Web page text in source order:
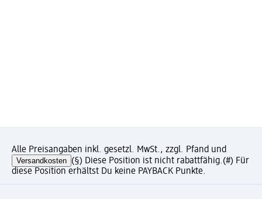
Alle Preisangaben inkl. gesetzl. MwSt., zzgl. Pfand und
Versandkosten (§) Diese Position ist nicht rabattfähig.(#) Für
diese Position erhältst Du keine PAYBACK Punkte.